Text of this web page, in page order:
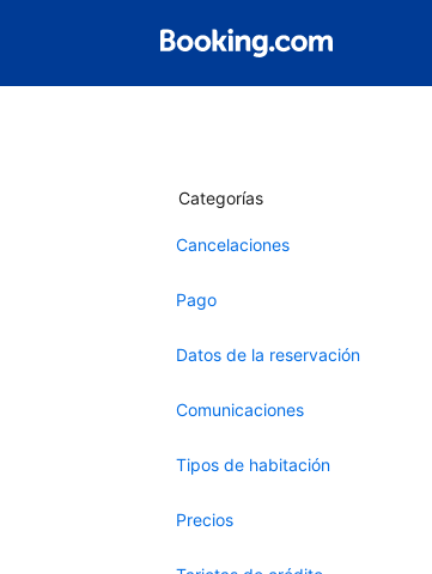
Categorías
Cancelaciones
Pago
Datos de la reservación
Comunicaciones
Tipos de habitación
Precios